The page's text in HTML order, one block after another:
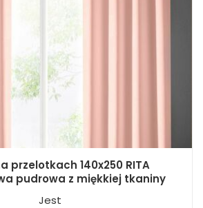
przelotkach 140x250 RITA
pudrowa z miękkiej tkaniny
Jest